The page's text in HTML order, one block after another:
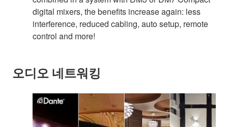
digital mixers, the benefits increase again: less
interference, reduced cabling, auto setup, remote
control and more!
오디오 네트워킹